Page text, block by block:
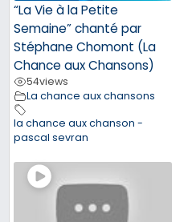
“La Vie à la Petite
Semaine” chanté par
Stéphane Chomont (La
Chance aux Chansons)
54views
La chance aux chansons
la chance aux chanson -
pascal sevran